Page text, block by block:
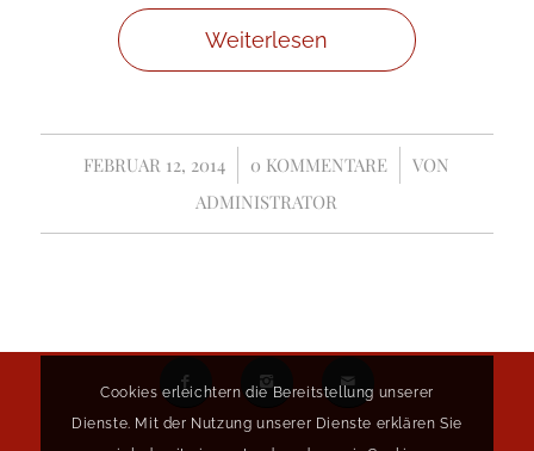
Weiterlesen
FEBRUAR 12, 2014
/ 0 KOMMENTARE
/
VON
ADMINISTRATOR
Cookies erleichtern die Bereitstellung unserer
Dienste. Mit der Nutzung unserer Dienste erklären Sie